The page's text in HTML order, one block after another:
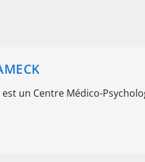
est un Centre Médico-